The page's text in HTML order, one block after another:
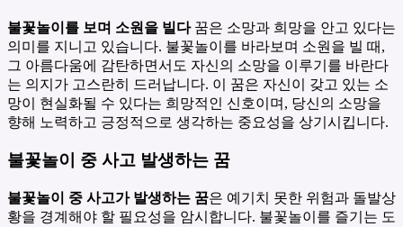
불꽃놀이를 보며 소원을 빌다꿈은 소망과 희망을 안고 있다는
의미를 지니고 있습니다. 불꽃놀이를 바라보며 소원을 빌 때,
그 아름다움에 감탄하면서도 자신의 소망을 이루기를 바란다
는 의지가 고스란히 드러납니다. 이 꿈은 자신이 갖고 있는 소
망이 현실화될 수 있다는 희망적인 신호이며, 당신의 소망을
향해 노력하고 긍정적으로 생각하는 중요성을 상기시킵니다.
불꽃놀이 중 사고 발생하는 꿈
불꽃놀이 중 사고가 발생하는 꿈은 예기치 못한 위험과 돌발상
황을 경계해야 할 필요성을 암시합니다. 불꽃놀이를 즐기는 도